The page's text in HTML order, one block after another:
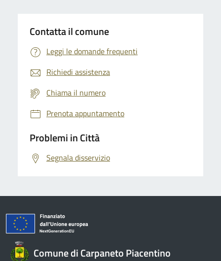
Contatta il comune
Leggi le domande frequenti
Richiedi assistenza
Chiama il numero
Prenota appuntamento
Problemi in Città
Segnala disservizio
Comune di Carpaneto Piacentino